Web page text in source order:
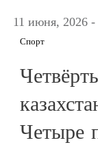
11 июня, 2026 -
Спорт
Четыре